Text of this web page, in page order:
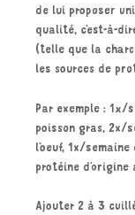
de lui proposer
qualité, c’est-à-
(telle que la
les sources de
Par exemple : 1x/
poisson gras, 2x/
l’oeuf, 1x/
protéine d’origine
Ajouter 2 à 3